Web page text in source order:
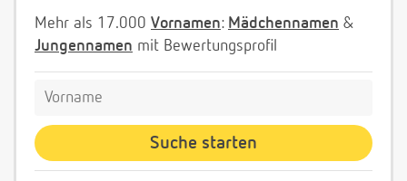
Mehr als 17.000 Vornamen: Mädchennamen &
Jungennamen mit Bewertungsprofil